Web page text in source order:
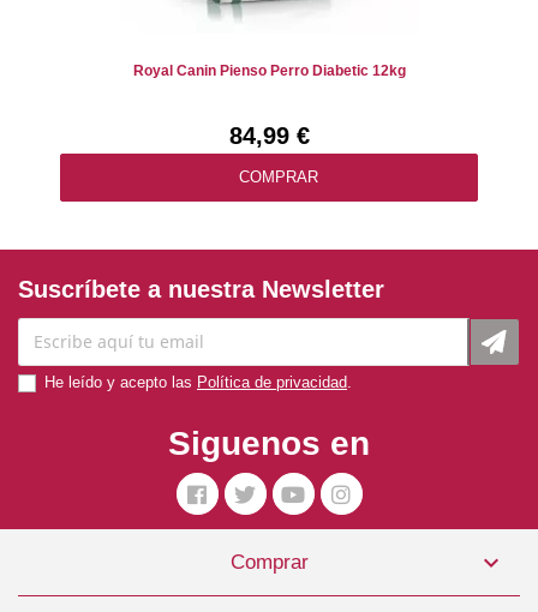
Royal Canin Pienso Perro Diabetic 12kg
84,99 €
COMPRAR
Pienso Húmedo Perro Pollo Tarrina Clásicos 150gr Cesar
Suscríbete a nuestra Newsletter
He leído y acepto las Política de privacidad
Siguenos en
Comprar 